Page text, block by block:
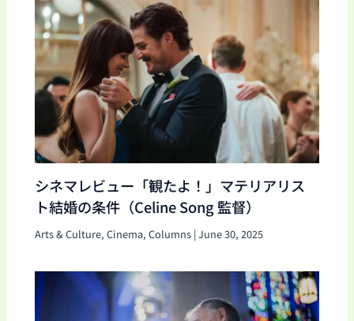
シネマレビュー「観たよ！」マテリアリス
ト結婚の条件（Celine Song 監督）
Arts & Culture,Cinema,Columns |June 30, 2025